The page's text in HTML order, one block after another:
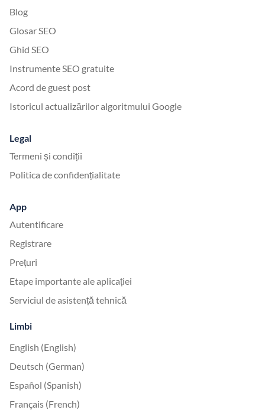
Blog
Glosar SEO
Ghid SEO
Instrumente SEO gratuite
Acord de guest post
Istoricul actualizărilor algoritmului Google
Legal
Termeni și condiții
Politica de confidențialitate
App
Autentificare
Registrare
Prețuri
Etape importante ale aplicației
Serviciul de asistență tehnică
Limbi
English (English)
Deutsch (German)
Español (Spanish)
Français (French)